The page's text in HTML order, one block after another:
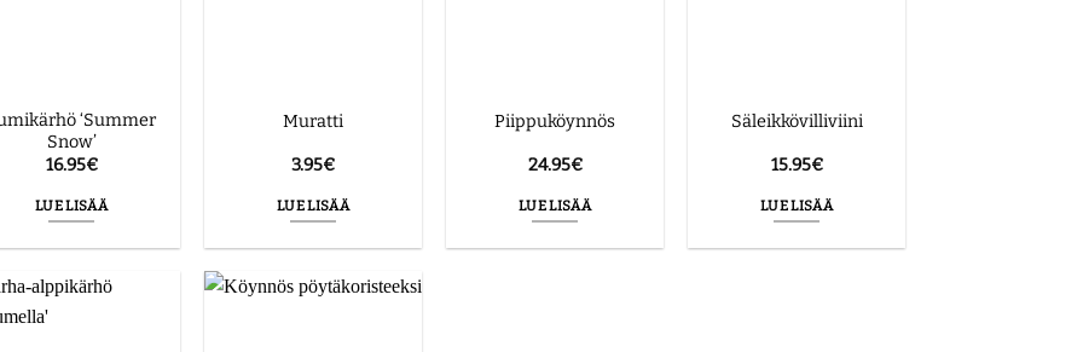
‘Summer
Snow’
16.95€
LUE LISÄÄ
Muratti
3.95€
LUE LISÄÄ
Piippuköynnös
24.95€
LUE LISÄÄ
Säleikkövilliviini
15.95€
LUE LISÄÄ